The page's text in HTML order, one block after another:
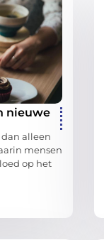
nieuwe
alleen
mensen
op het